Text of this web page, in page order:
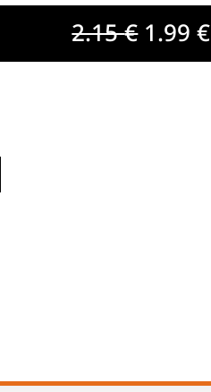
2.15€ 1.99€